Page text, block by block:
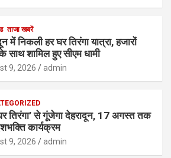
ताजा खबरें
में निकली हर घर तिरंगा यात्रा, हजारों
साथ शामिल हुए सीएम धामी
9, 2026 admin
तिरंगा’ से गूंजेगा देहरादून, 17 अगस्त तक
कार्यक्रम
9, 2026 admin